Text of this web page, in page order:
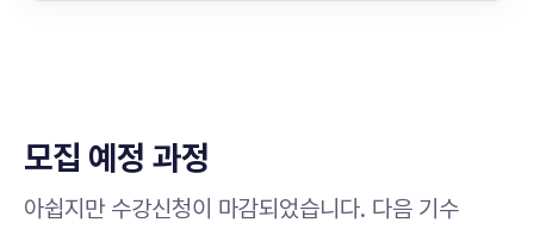
모집 예정 과정
아쉽지만 수강신청이 마감되었습니다. 다음 기수